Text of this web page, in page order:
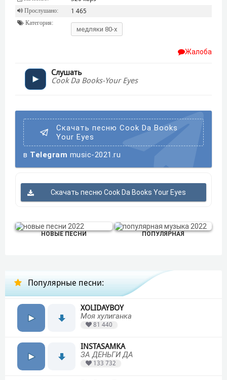
Прослушано: 1 465
Категория:
медляки 80-х
Жалоба
Слушать
Cook Da Books-Your Eyes
Скачать песню Cook Da Books
Your Eyes
в Telegram music-2021.ru
Скачать песню Cook Da Books Your Eyes
НОВЫЕ ПЕСНИ ПОПУЛЯРНАЯ
Популярные песни:
XOLIDAYBOY
Моя хулиганка
81 440
INSTASAMKA
ЗА ДЕНЬГИ ДА
133 732